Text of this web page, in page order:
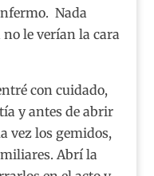
Nada
le verían la cara
con cuidado,
y antes de abrir
vez los gemidos,
Abrí la